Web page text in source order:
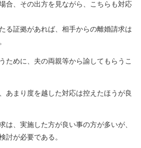
合、その出方を見ながら、こちらも対応
る証拠があれば、相手からの離婚請求は
ために、夫の両親等から諭してもらうこ
あまり度を越した対応は控えたほうが良
は、実施した方が良い事の方が多いが、
討が必要である。